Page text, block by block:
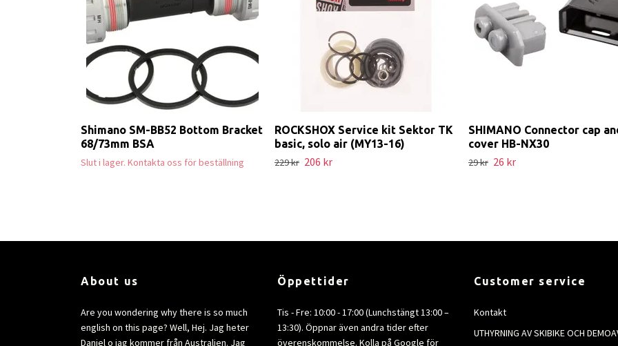
Shimano SM-BB52 Bottom Bracket
68/73mm BSA
Slut i lager. Kontakta oss för beställning
ROCKSHOX Service kit Sektor TK
basic, solo air (MY13-16)
229 kr 206 kr
SHIMANO Connector cap
cover HB-NX30
29 kr 26 kr
About us
Are you wondering why there is so much
english on this page? Well, Hej. Jag heter
Daniel o jag kommer från Australien. Jag
Öppettider
Tis - Fre: 10:00 - 17:00 (Lunchstängt 13:00 –
13:30). Öppnar även andra tider efter
överenskommelse. Kolla på Google för
Customer service
Kontakt
UTHYRNING AV SKIBIKE OCH